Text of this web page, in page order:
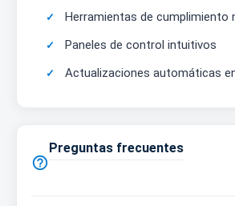
Herramientas de cumplimiento
Paneles de control intuitivos
Actualizaciones automáticas

Preguntas frecuentes